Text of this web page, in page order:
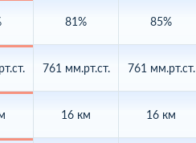
81%
761 мм.рт.ст.
16 км
85%
761 мм.рт.ст.
16 км